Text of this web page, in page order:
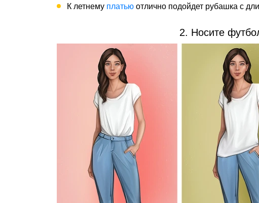
К летнему платью отлично подойдет рубашка с
2. Носите